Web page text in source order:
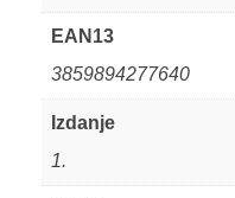
EAN13
3859894277640
Izdanje
1.